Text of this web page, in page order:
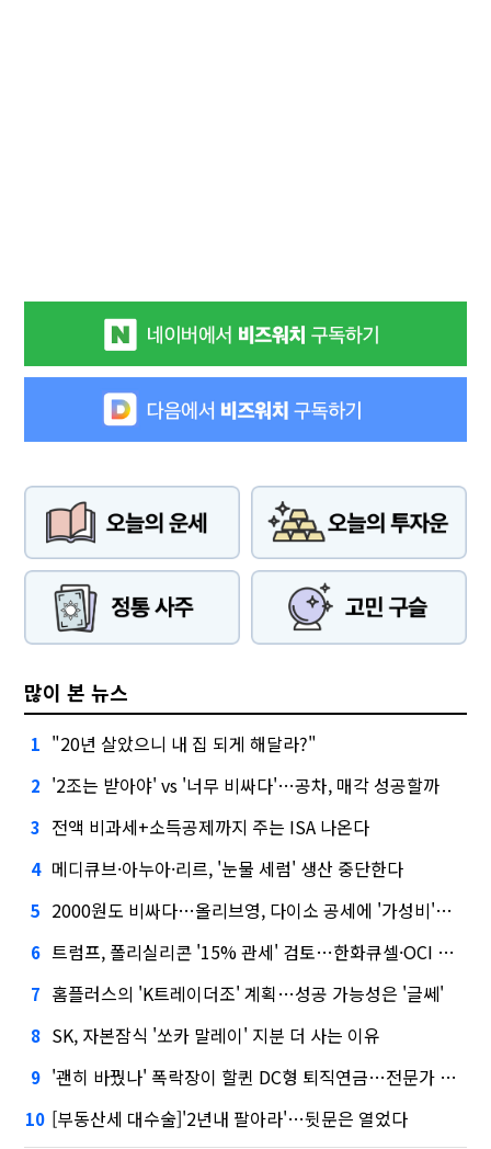
많이 본 뉴스
1 "20년 살았으니 내 집 되게 해달라?"
2 '2조는 받아야' vs '너무 비싸다'…공차, 매각 성공할까
3 전액 비과세+소득공제까지 주는 ISA 나온다
4 메디큐브·아누아·리르, '눈물 세럼' 생산 중단한다
5 2000원도 비싸다…올리브영, 다이소 공세에 '가성비'로 맞불
6 트럼프, 폴리실리콘 '15% 관세' 검토…한화큐셀·OCI 영향은?
7 홈플러스의 'K트레이더조' 계획…성공 가능성은 '글쎄'
8 SK, 자본잠식 '쏘카 말레이' 지분 더 사는 이유
9 '괜히 바꿨나' 폭락장이 할퀸 DC형 퇴직연금…전문가 조언은
10 [부동산세 대수술]'2년내 팔아라'…뒷문은 열었다